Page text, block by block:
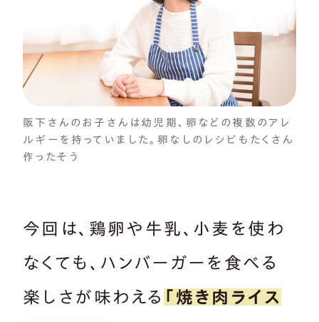
阪下さんのお子さんは幼児期、卵などの複数のアレ
ルギーを持っていました。卵なしのレシピもたくさん
作ったそう
今回は、鶏卵や牛乳、小麦を使わ
なくても、ハンバーガーを食べる
楽しさが味わえる 「焼き肉ライス